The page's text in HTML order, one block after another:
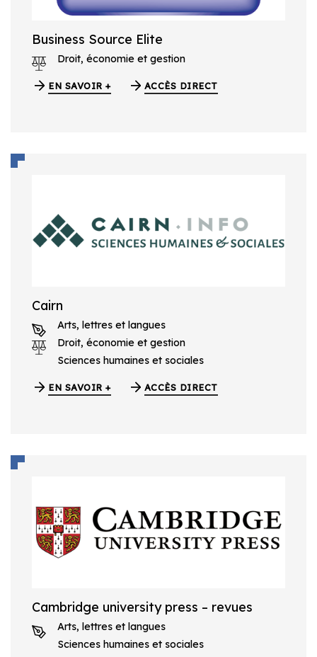
Business Source Elite
Droit, économie et gestion
EN SAVOIR + ACCÈS DIRECT
Cairn
Arts, lettres et langues
Droit, économie et gestion
Sciences humaines et sociales
EN SAVOIR + ACCÈS DIRECT
Cambridge university press – revues
Arts, lettres et langues
Sciences humaines et sociales